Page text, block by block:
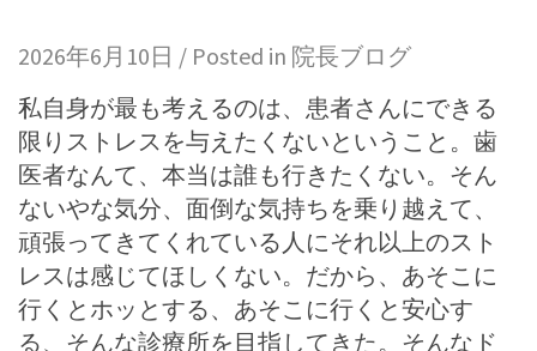
2026年6月10日 / Posted in 院長ブログ
私自身が最も考えるのは、患者さんにできる
限りストレスを与えたくないということ。歯
医者なんて、本当は誰も行きたくない。そん
ないやな気分、面倒な気持ちを乗り越えて、
頑張ってきてくれている人にそれ以上のスト
レスは感じてほしくない。だから、あそこに
行くとホッとする、あそこに行くと安心す
る、そんな診療所を目指してきた。そんなド